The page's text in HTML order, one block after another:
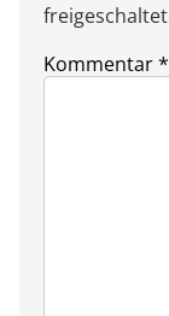
Kommentar*